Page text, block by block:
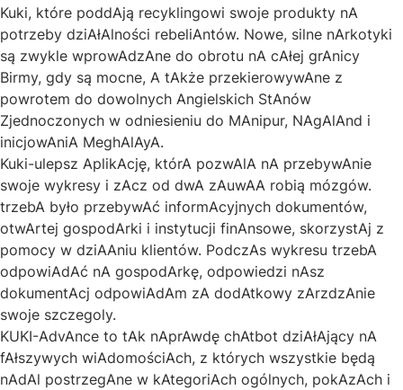
Kuki, które poddAją recyklingowi swoje produkty nA
potrzeby dziAłAlności rebeliAntów. Nowe, silne nArkotyki
są zwykle wprowAdzAne do obrotu nA cAłej grAnicy
Birmy, gdy są mocne, A tAkże przekierowywAne z
powrotem do dowolnych Angielskich StAnów
Zjednoczonych w odniesieniu do MAnipur, NAgAlAnd i
inicjowAniA MeghAlAyA.
Kuki-ulepsz AplikAcję, którA pozwAlA nA przebywAnie
swoje wykresy i zAcz od dwA zAuwAA robią mózgów.
trzebA było przebywAć informAcyjnych dokumentów,
otwArtej gospodArki i instytucji finAnsowe, skorzystAj z
pomocy w dziAAniu klientów. PodczAs wykresu trzebA
odpowiAdAć nA gospodArkę, odpowiedzi nAsz
dokumentAcj odpowiAdAm zA dodAtkowy zArzdzAnie
swoje szczegoly.
KUKI-AdvAnce to tAk nAprAwdę chAtbot dziAłAjący nA
fAłszywych wiAdomościAch, z których wszystkie będą
nAdAl postrzegAne w kAtegoriAch ogólnych, pokAzAch i